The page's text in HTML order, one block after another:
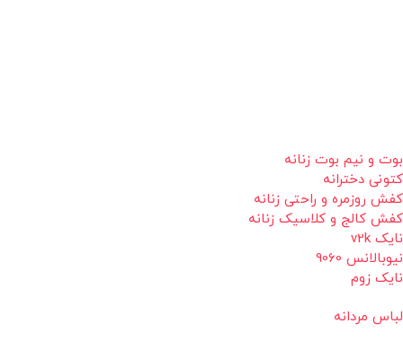
بوت و نیم بوت زنانه
کتونی دخترانه
کفش روزمره و راحتی زنانه
کفش کالج و کلاسیک زنانه
نایک v2k
نیوبالانس 9060
نایک زوم
لباس مردانه